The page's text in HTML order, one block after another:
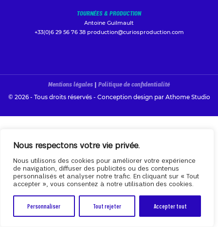
Nous respectons votre vie privée.
Nous utilisons des cookies pour améliorer votre expérience
de navigation, diffuser des publicités ou des contenus
personnalisés et analyser notre trafic. En cliquant sur « Tout
accepter », vous consentez à notre utilisation des cookies.
Personnaliser Tout rejeter Accepter tout
TOURNÉES & PRODUCTION
Antoine Guilmault
+33(0)6 29 56 76 38 production@curiosproduction.com
Mentions légales | Politique de confidentialité
© 2026 - Tous droits réservés - Conception design par Athome Studio